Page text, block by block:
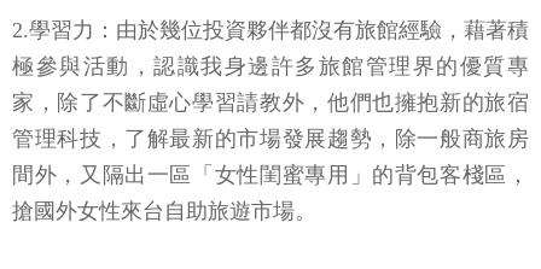
2.學習力：由於幾位投資夥伴都沒有旅館經驗，藉著積
極參與活動，認識我身邊許多旅館管理界的優質專
家，除了不斷虛心學習請教外，他們也擁抱新的旅宿
管理科技，了解最新的市場發展趨勢，除一般商旅房
間外，又隔出一區「女性閨蜜專用」的背包客棧區，
搶國外女性來台自助旅遊市場。